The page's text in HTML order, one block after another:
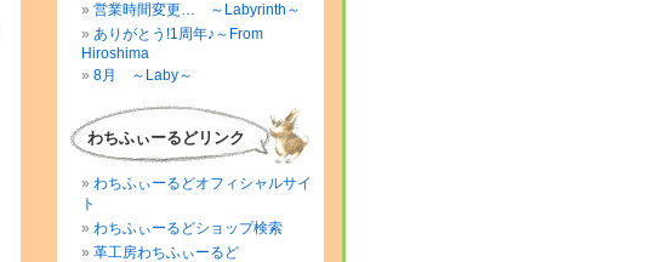
営業時間変更… ～Labyrinth～
ありがとう!1周年♪～From
Hiroshima
8月 ～Laby～
わちふぃーるどリンク
わちふぃーるどオフィシャルサイ
ト
わちふぃーるどショップ検索
革工房わちふぃーるど